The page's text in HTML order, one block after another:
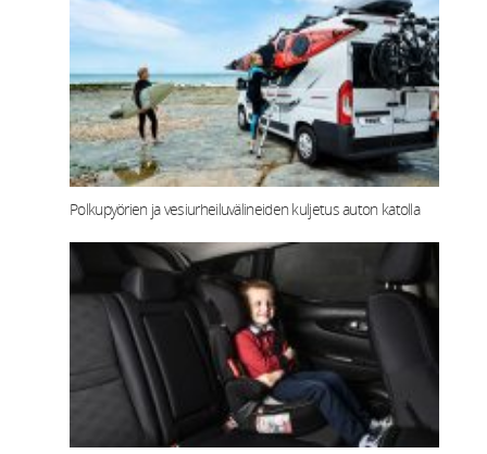
Polkupyörien ja vesiurheiluvälineiden kuljetus auton katolla